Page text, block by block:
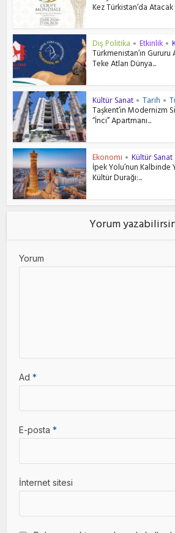
Kez Türkistan’da Atacak
Dış Politika • Etkinlik •
Türkmenistan’ın Gururu
Teke Atları Dünya...
Kültür Sanat • Tarih •
Taşkent’in Modernizm
“İnci” Apartmanı...
Ekonomi • Kültür Sanat
İpek Yolu’nun Kalbinde
Kültür Durağı:...
Yorum
Yorum
Ad*
E-posta*
İnternet sitesi